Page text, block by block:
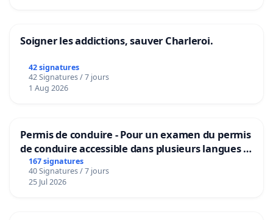
Soigner les addictions, sauver Charleroi.
42 signatures
42 Signatures / 7 jours
1 Aug 2026
Permis de conduire - Pour un examen du permis
de conduire accessible dans plusieurs langues à
Bruxelles
167 signatures
40 Signatures / 7 jours
25 Jul 2026